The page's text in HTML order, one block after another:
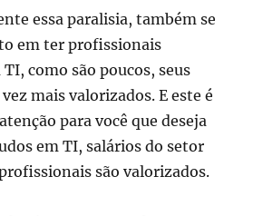
essa paralisia, também se
em ter profissionais
como são poucos, seus
vez mais valorizados. E este é
para você que deseja
em TI, salários do setor
são valorizados.